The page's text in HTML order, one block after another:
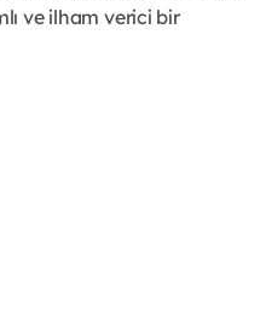
ve ilham verici bir